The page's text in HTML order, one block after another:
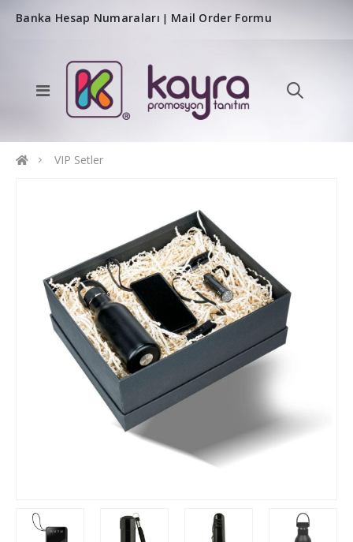
Banka Hesap Numaraları | Mail Order Formu
VIP Setler